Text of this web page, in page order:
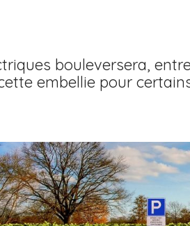
bouleversera,
embellie pour